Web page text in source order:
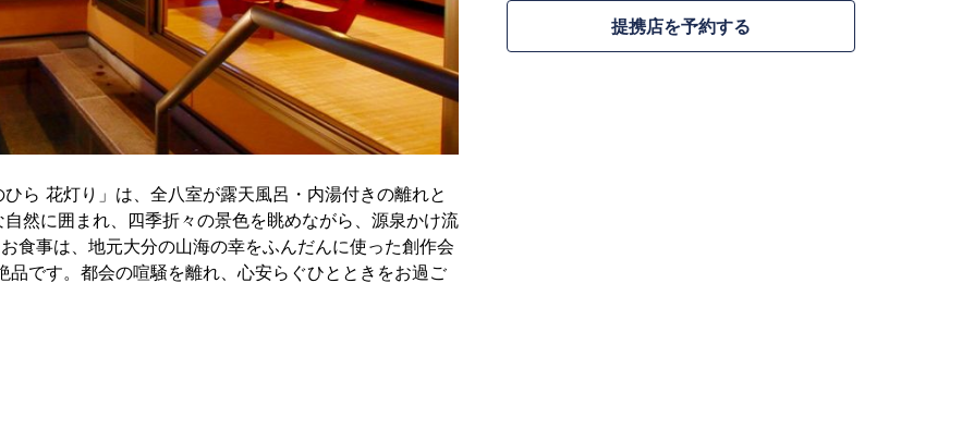
提携店を予約する
ら 花灯り」は、全八室が露天風呂・内湯付きの離れと
然に囲まれ、四季折々の景色を眺めながら、源泉かけ流
食事は、地元大分の山海の幸をふんだんに使った創作会
です。都会の喧騒を離れ、心安らぐひとときをお過ご